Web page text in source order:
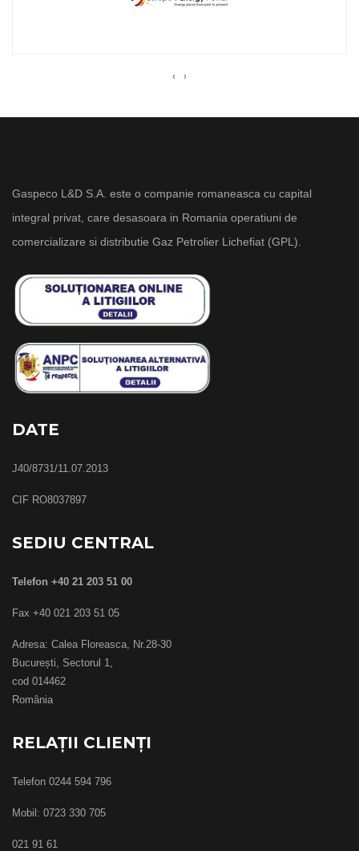
‹ ›
Gaspeco L&D S.A. este o companie romaneasca cu capital
integral privat, care desasoara in Romania operatiuni de
comercializare si distributie Gaz Petrolier Lichefiat (GPL).
DATE
J40/8731/11.07.2013
CIF RO8037897
SEDIU CENTRAL
Telefon +40 21 203 51 00
Fax +40 021 203 51 05
Adresa: Calea Floreasca, Nr.28-30
București, Sectorul 1,
cod 014462
România
RELAȚII CLIENȚI
Telefon 0244 594 796
Mobil: 0723 330 705
021 91 61